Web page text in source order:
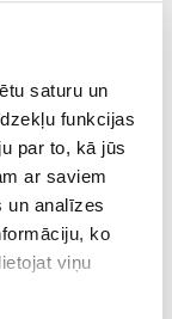
saturu un
funkcijas
par to, kā jūs
ar saviem
un analīzes
ko
viņu